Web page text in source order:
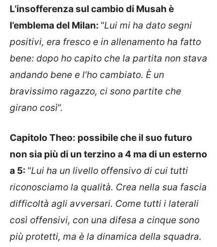
L’insofferenza sul cambio di Musah è
l’emblema del Milan: “Lui mi ha dato segni
positivi, era fresco e in allenamento ha fatto
bene: dopo ho capito che la partita non stava
andando bene e l’ho cambiato. È un
bravissimo ragazzo, ci sono partite che
girano così“.
Capitolo Theo: possibile che il suo futuro
non sia più di un terzino a 4 ma di un esterno
a 5: “Lui ha un livello offensivo di cui tutti
riconosciamo la qualità. Crea nella sua fascia
difficoltà agli avversari. Come tutti i laterali
così offensivi, con una difesa a cinque sono
più protetti, ma è la dinamica della squadra.